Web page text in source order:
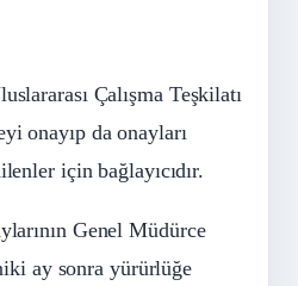
Çalışma Teşkilatı
onayıp da onayları
için bağlayıcıdır.
Genel Müdürce
ay sonra yürürlüğe